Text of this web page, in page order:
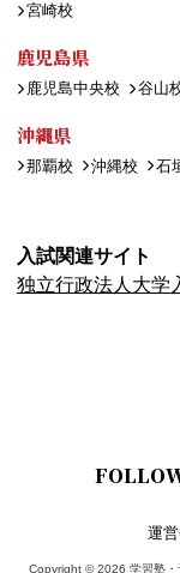
宮崎校
鹿児島県
鹿児島中央校 谷山
沖縄県
那覇校 沖縄校 石
入試関連サイト
独立行政法人大学
運
Copyright © 2026 学習塾・